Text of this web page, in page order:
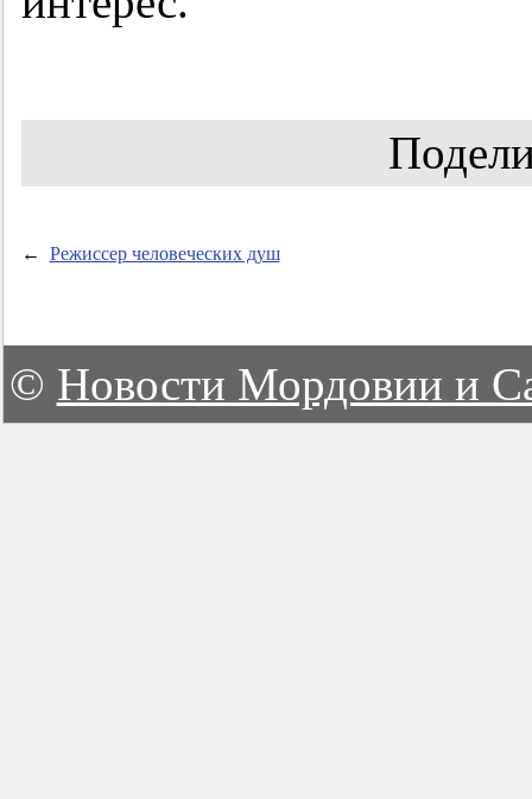
← Режиссер человеческих душ
© Новости Мордовии и